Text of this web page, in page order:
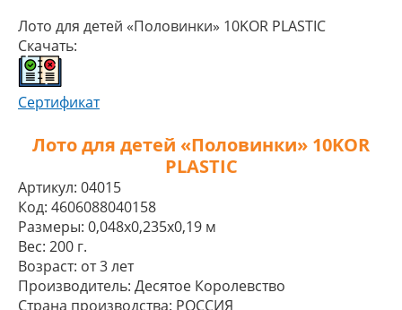
Лото для детей «Половинки» 10KOR PLASTIC
Скачать:
Сертификат
Лото для детей «Половинки» 10KOR
PLASTIC
Артикул: 04015
Код: 4606088040158
Размеры: 0,048x0,235x0,19 м
Вес: 200 г.
Возраст: от 3 лет
Производитель: Десятое Королевство
Страна производства: РОССИЯ